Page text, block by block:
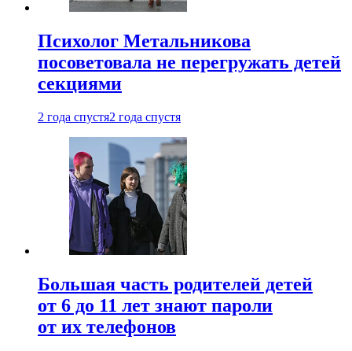
Психолог Метальникова
посоветовала не перегружать детей
секциями
2 года спустя2 года спустя
Большая часть родителей детей
от 6 до 11 лет знают пароли
от их телефонов